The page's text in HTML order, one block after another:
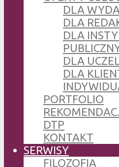
DLA
DLA
DLA
DLA
DLA
PORTFOLIO
DTP
KONTAKT
SERWISY
FILOZOFIA